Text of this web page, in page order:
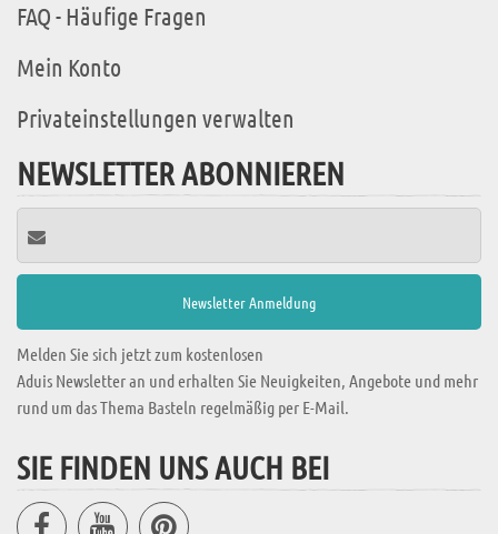
FAQ - Häufige Fragen
Mein Konto
Privateinstellungen verwalten
NEWSLETTER ABONNIEREN
Melden Sie sich jetzt zum kostenlosen
Aduis Newsletter an und erhalten Sie Neuigkeiten, Angebote und mehr
rund um das Thema Basteln regelmäßig per E-Mail.
SIE FINDEN UNS AUCH BEI